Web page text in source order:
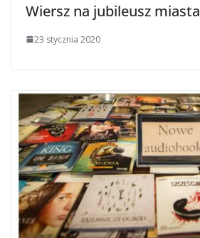
Wiersz na jubileusz miasta
23 stycznia 2020